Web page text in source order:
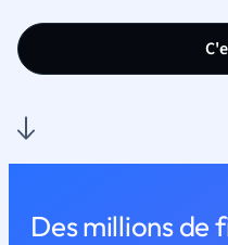
Des millions de